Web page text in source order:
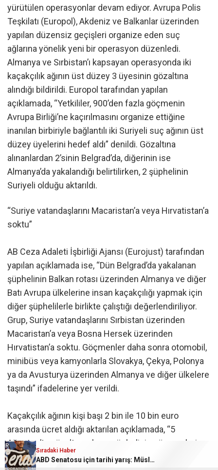
yürütülen operasyonlar devam ediyor. Avrupa Polis
Teşkilatı (Europol), Akdeniz ve Balkanlar üzerinden
yapılan düzensiz geçişleri organize eden suç
ağlarına yönelik yeni bir operasyon düzenledi.
Almanya ve Sırbistan’ı kapsayan operasyonda iki
kaçakçılık ağının üst düzey 3 üyesinin gözaltına
alındığı bildirildi. Europol tarafından yapılan
açıklamada, “Yetkililer, 900’den fazla göçmenin
Avrupa Birliği’ne kaçırılmasını organize ettiğine
inanılan birbiriyle bağlantılı iki Suriyeli suç ağının üst
düzey üyelerini hedef aldı” denildi. Gözaltına
alınanlardan 2’sinin Belgrad’da, diğerinin ise
Almanya’da yakalandığı belirtilirken, 2 şüphelinin
Suriyeli olduğu aktarıldı.
“Suriye vatandaşlarını Macaristan’a veya Hırvatistan’a
soktu”
AB Ceza Adaleti İşbirliği Ajansı (Eurojust) tarafından
yapılan açıklamada ise, “Dün Belgrad’da yakalanan
şüphelinin Balkan rotası üzerinden Almanya ve diğer
Batı Avrupa ülkelerine insan kaçakçılığı yapmak için
diğer şüphelilerle birlikte çalıştığı değerlendiriliyor.
Grup, Suriye vatandaşlarını Sırbistan üzerinden
Macaristan’a veya Bosna Hersek üzerinden
Hırvatistan’a soktu. Göçmenler daha sonra otomobil,
minibüs veya kamyonlarla Slovakya, Çekya, Polonya
ya da Avusturya üzerinden Almanya ve diğer ülkelere
taşındı” ifadelerine yer verildi.
Kaçakçılık ağının kişi başı 2 bin ile 10 bin euro
arasında ücret aldığı aktarılan açıklamada, “5
Ağustos’ta gözaltına alınan şüphelinin göçmenleri
Sırbistan’daki Sombor kentine taşıdığı ve burada
Sıradaki Haber
ABD Senatosu için tarihi yarış: Müslüman aday Abdul El-Sayed Demokratların adayı oldu